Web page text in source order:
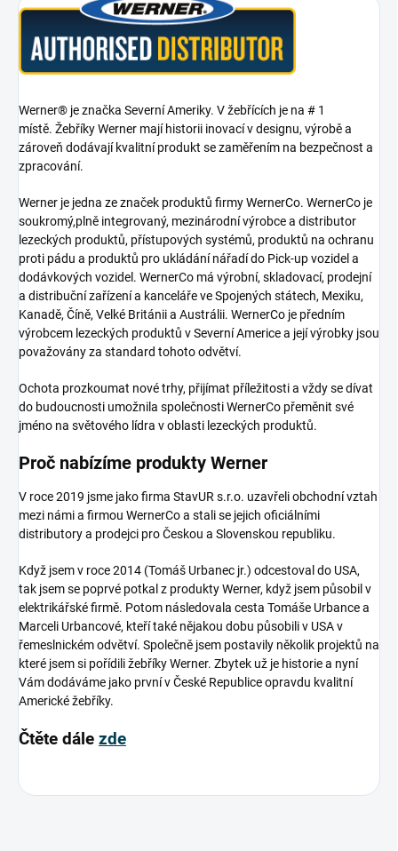
Werner® je značka Severní Ameriky. V žebřících je na # 1
místě. Žebříky Werner mají historii inovací v designu, výrobě a
zároveň dodávají kvalitní produkt se zaměřením na bezpečnost a
zpracování.
Werner je jedna ze značek produktů firmy WernerCo. WernerCo je
soukromý,plně integrovaný, mezinárodní výrobce a distributor
lezeckých produktů, přístupových systémů, produktů na ochranu
proti pádu a produktů pro ukládání nářadí do Pick-up vozidel a
dodávkových vozidel. WernerCo má výrobní, skladovací, prodejní
a distribuční zařízení a kanceláře ve Spojených státech, Mexiku,
Kanadě, Číně, Velké Británii a Austrálii. WernerCo je předním
výrobcem lezeckých produktů v Severní Americe a její výrobky jsou
považovány za standard tohoto odvětví.
Ochota prozkoumat nové trhy, přijímat příležitosti a vždy se dívat
do budoucnosti umožnila společnosti WernerCo přeměnit své
jméno na světového lídra v oblasti lezeckých produktů.
Proč nabízíme produkty Werner
V roce 2019 jsme jako firma StavUR s.r.o. uzavřeli obchodní vztah
mezi námi a firmou WernerCo a stali se jejich oficiálními
distributory a prodejci pro Českou a Slovenskou republiku.
Když jsem v roce 2014 (Tomáš Urbanec jr.) odcestoval do USA,
tak jsem se poprvé potkal z produkty Werner, když jsem působil v
elektrikářské firmě. Potom následovala cesta Tomáše Urbance a
Marceli Urbancové, kteří také nějakou dobu působili v USA v
řemeslnickém odvětví. Společně jsem postavily několik projektů na
které jsem si pořídili žebříky Werner. Zbytek už je historie a nyní
Vám dodáváme jako první v České Republice opravdu kvalitní
Americké žebříky.
Čtěte dále zde